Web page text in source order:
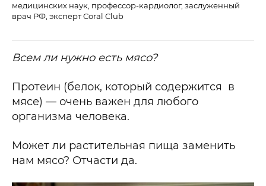
медицинских наук, профессор-кардиолог, заслуженный
врач РФ, эксперт Coral Club
Всем ли нужно есть мясо?
Протеин (белок, который содержится в
мясе) — очень важен для любого
организма человека.
Может ли растительная пища заменить
нам мясо? Отчасти да.